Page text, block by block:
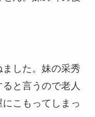
した。妹の采秀
と言うので老人
こもってしまっ